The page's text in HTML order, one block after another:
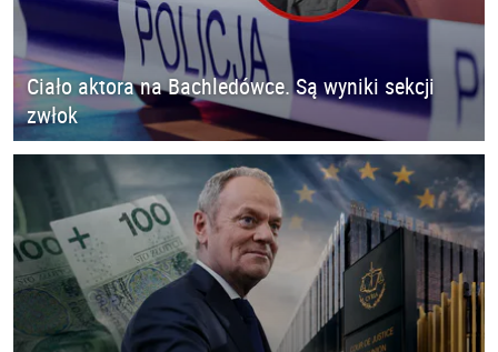
Ciało aktora na Bachledówce. Są wyniki sekcji
zwłok